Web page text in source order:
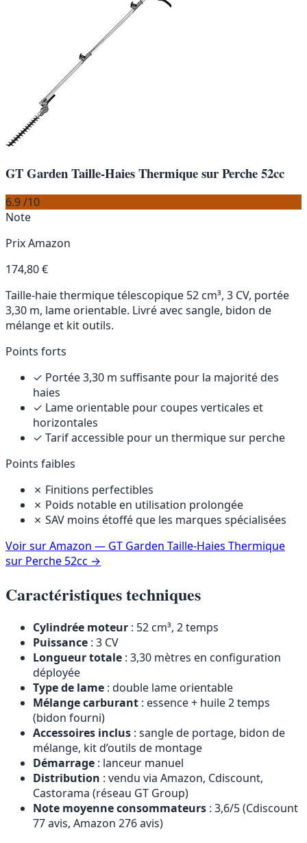
GT Garden Taille-Haies Thermique sur Perche 52cc
6.9/10
Note
Prix Amazon
174,80 €
Taille-haie thermique télescopique 52 cm³, 3 CV, portée
3,30 m, lame orientable. Livré avec sangle, bidon de
mélange et kit outils.
Points forts
✓ Portée 3,30 m suffisante pour la majorité des
haies
✓ Lame orientable pour coupes verticales et
horizontales
✓ Tarif accessible pour un thermique sur perche
Points faibles
✗ Finitions perfectibles
✗ Poids notable en utilisation prolongée
✗ SAV moins étoffé que les marques spécialisées
Voir sur Amazon — GT Garden Taille-Haies Thermique
sur Perche 52cc →
Caractéristiques techniques
Cylindrée moteur : 52 cm³, 2 temps
Puissance : 3 CV
Longueur totale : 3,30 mètres en configuration
déployée
Type de lame : double lame orientable
Mélange carburant : essence + huile 2 temps
(bidon fourni)
Accessoires inclus : sangle de portage, bidon de
mélange, kit d’outils de montage
Démarrage : lanceur manuel
Distribution : vendu via Amazon, Cdiscount,
Castorama (réseau GT Group)
Note moyenne consommateurs : 3,6/5 (Cdiscount
77 avis, Amazon 276 avis)